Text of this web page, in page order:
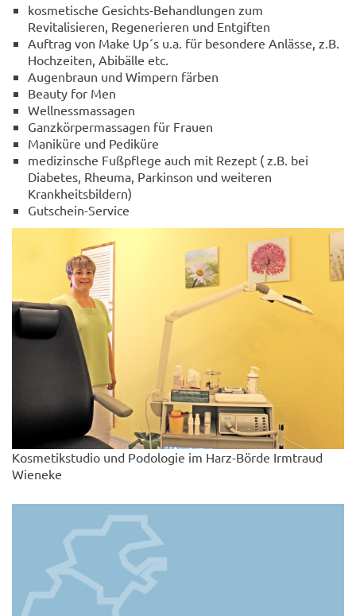
kosmetische Gesichts-Behandlungen zum
Revitalisieren, Regenerieren und Entgiften
Auftrag von Make Up´s u.a. für besondere Anlässe, z.B.
Hochzeiten, Abibälle etc.
Augenbraun und Wimpern färben
Beauty for Men
Wellnessmassagen
Ganzkörpermassagen für Frauen
Maniküre und Pediküre
medizinsche Fußpflege auch mit Rezept ( z.B. bei
Diabetes, Rheuma, Parkinson und weiteren
Krankheitsbildern)
Gutschein-Service
Kosmetikstudio und Podologie im Harz-Börde Irmtraud
Wieneke